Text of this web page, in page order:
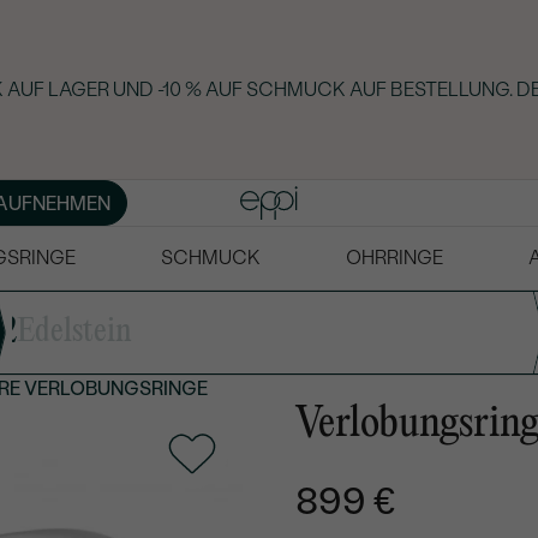
LAGER UND -10 % AUF SCHMUCK AUF BESTELLUNG.
SCHMUCK OHRRINGE
2
VERLOBUNGSRINGE
899 €